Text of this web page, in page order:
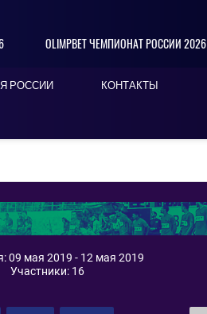
OLIMPBET ЧЕМПИОНАТ РОССИИ 2026
РОССИИ КОНТАКТЫ
09 мая 2019 - 12 мая 2019
Участники: 16